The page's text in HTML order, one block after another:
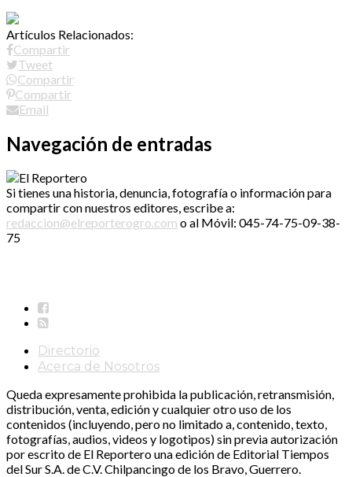
Artículos Relacionados:
Compartir
Tweet
Compartir
Compartir
Email
Navegación de entradas
Si tienes una historia, denuncia, fotografía o información para
compartir con nuestros editores, escribe a:
redaccion@elreporterogro.com o al Móvil: 045-74-75-09-38-
75
Directorio
Acerca de Nosotros
Queda expresamente prohibida la publicación, retransmisión,
distribución, venta, edición y cualquier otro uso de los
contenidos (incluyendo, pero no limitado a, contenido, texto,
fotografías, audios, videos y logotipos) sin previa autorización
por escrito de El Reportero una edición de Editorial Tiempos
del Sur S.A. de C.V. Chilpancingo de los Bravo, Guerrero.